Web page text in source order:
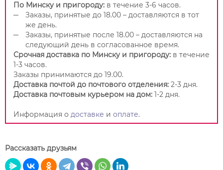
По Минску и пригороду: в течение 3-6 часов.
Заказы, принятые до 18.00 – доставляются в тот
же день.
Заказы, принятые после 18.00 – доставляются на
следующий день в согласованное время.
Срочная доставка по Минску и пригороду: в течение
1-3 часов.
Заказы принимаются до 19.00.
Доставка почтой до почтового отделения: 2-3 дня.
Доставка почтовым курьером на дом: 1-2 дня.
Информация о доставке и оплате.
Рассказать друзьям